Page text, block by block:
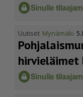
Uutiset Mynämäki